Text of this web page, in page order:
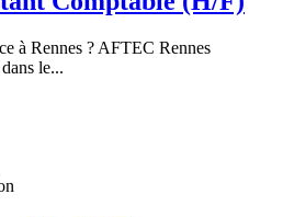
à Rennes ? AFTEC Rennes
le...